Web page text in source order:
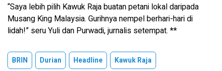
“Saya lebih pilih Kawuk Raja buatan petani lokal daripada
Musang King Malaysia. Gurihnya nempel berhari-hari di
lidah!” seru Yuli dan Purwadi, jurnalis setempat. **
BRIN Durian Headline Kawuk Raja